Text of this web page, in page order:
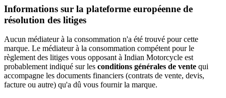
Informations sur la plateforme européenne de
résolution des litiges
Aucun médiateur à la consommation n'a été trouvé pour cette
marque. Le médiateur à la consommation compétent pour le
règlement des litiges vous opposant à Indian Motorcycle est
probablement indiqué sur les conditions générales de vente qui
accompagne les documents financiers (contrats de vente, devis,
facture ou autre) qu'a dû vous fournir la marque.